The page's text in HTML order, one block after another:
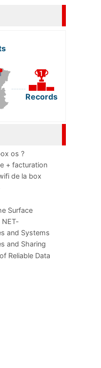
Records
os ?
+ facturation
de la box
Surface
and Systems
and Sharing
Reliable Data